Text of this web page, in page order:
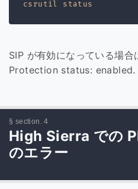
SIP が有効になっている場
Protection status: enabled.
High Sierra での
のエラー